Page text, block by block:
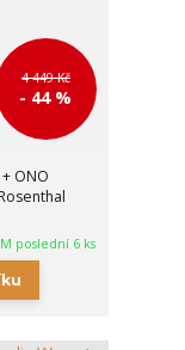
4 449 Kč
- 44 %
ONO
poslední 6 ks